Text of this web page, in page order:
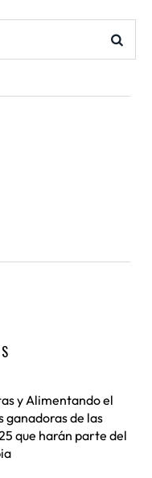
y Alimentando el
ganadoras de las
que harán parte del